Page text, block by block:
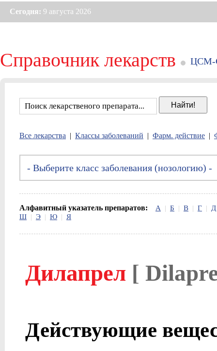
Сегодня: 9 августа 2026
Справочник лекарств ЦСМ-
Все лекарства | Классы заболеваний | Фарм. действие |
Алфавитный указатель препаратов: А | Б | В | Г | Д
Ш | Э | Ю | Я
Дилапрел [
Действующие